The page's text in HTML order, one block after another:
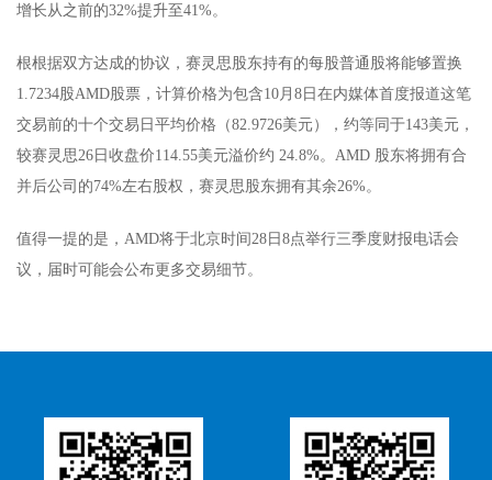
增长从之前的32%提升至41%。
根根据双方达成的协议，赛灵思股东持有的每股普通股将能够置换
1.7234股AMD股票，计算价格为包含10月8日在内媒体首度报道这笔
交易前的十个交易日平均价格（82.9726美元），约等同于143美元，
较赛灵思26日收盘价114.55美元溢价约 24.8%。AMD 股东将拥有合
并后公司的74%左右股权，赛灵思股东拥有其余26%。
值得一提的是，AMD将于北京时间28日8点举行三季度财报电话会
议，届时可能会公布更多交易细节。